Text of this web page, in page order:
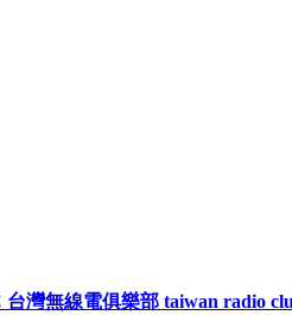
台灣無線電俱樂部 taiwan radio